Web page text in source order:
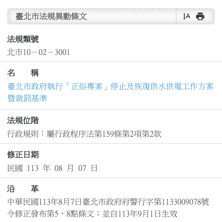
臺北市法規異動條文 text_rotate_vertical print
法規類號
北市10－02－3001
名 稱
臺北市政府執行「正俗專案」停止及恢復供水供電工作方案
暨裁罰基準
法規位階
行政規則：屬行政程序法第159條第2項第2款
修正日期
民國 113 年 08 月 07 日
沿 革
中華民國113年8月7日臺北市政府府警行字第1133009078號
令修正發布第5、8點條文；並自113年9月1日生效